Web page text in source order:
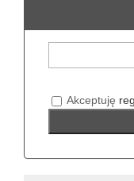
Akceptuję